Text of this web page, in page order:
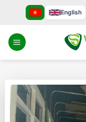
nội
dung
English